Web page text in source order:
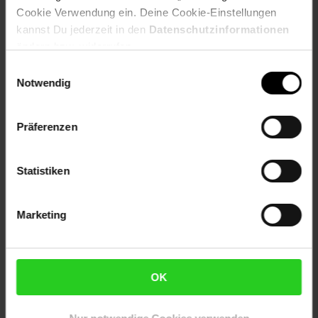
Cookie Verwendung ein. Deine Cookie-Einstellungen
kannst Du jederzeit in den Datenschutzinformationen
Notwendig
Präferenzen
Statistiken
Marketing
OK
Versandinformationen
Fußzeile
Netto Reisen Weinwelt